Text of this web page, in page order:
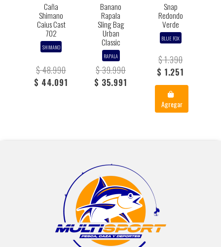
Caña
Shimano
Caius Cast
702
SHIMANO
$ 48.990
$ 44.091
Banano
Rapala
Sling Bag
Urban
Classic
RAPALA
$ 39.990
$ 35.991
Snap
Redondo
Verde
BLUE FOX
$ 1.390
$ 1.251
Agregar